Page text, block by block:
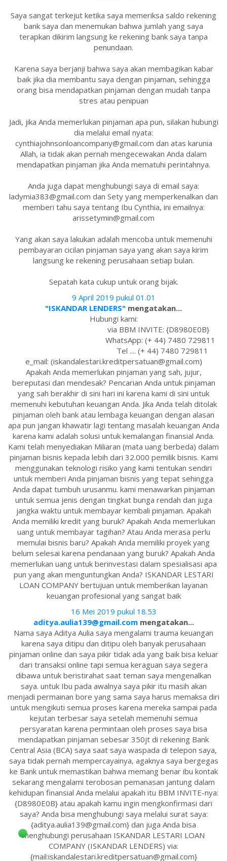
Saya sangat terkejut ketika saya memeriksa saldo rekening
bank saya dan menemukan bahwa jumlah yang saya
terapkan dikirim langsung ke rekening bank saya tanpa
penundaan.
Karena saya berjanji bahwa saya akan membagikan kabar
baik jika dia membantu saya dengan pinjaman, sehingga
orang bisa mendapatkan pinjaman dengan mudah tanpa
stres atau penipuan
Jadi, jika Anda memerlukan pinjaman apa pun, silakan hubungi
dia melalui email nyata:
cynthiajohnsonloancompany@gmail.com dan atas karunia
Allah, ia tidak akan pernah mengecewakan Anda dalam
mendapatkan pinjaman jika Anda mematuhi perintahnya.
Anda juga dapat menghubungi saya di email saya:
ladymia383@gmail.com dan Sety yang memperkenalkan dan
memberi tahu saya tentang Ibu Cynthia, ini emailnya:
arissetymin@gmail.com
Yang akan saya lakukan adalah mencoba untuk memenuhi
pembayaran cicilan pinjaman saya yang akan saya kirim
langsung ke rekening perusahaan setiap bulan.
Sepatah kata cukup untuk orang bijak.
9 April 2019 pukul 01.01
"ISKANDAR LENDERS" mengatakan...
Hubungi kami:
via BBM INVITE: {D8980E0B}
WhatsApp: (+ 44) 7480 729811
Tel .... (+ 44) 7480 729811
e_mail: (iskandalestari.kreditpersatuan@gmail.com)
Apakah Anda memerlukan pinjaman yang sah, jujur,
bereputasi dan mendesak? Pencarian Anda untuk pinjaman
yang sah berakhir di sini hari ini karena kami di sini untuk
memenuhi kebutuhan keuangan Anda. Jika Anda telah ditolak
pinjaman oleh bank atau lembaga keuangan dengan alasan
apa pun jangan khawatir lagi tentang masalah keuangan Anda
karena kami adalah solusi untuk kemalangan finansial Anda.
Kami telah menyediakan Miliaran (mata uang berbeda) dalam
pinjaman bisnis kepada lebih dari 32.000 pemilik bisnis. Kami
menggunakan teknologi risiko yang kami tentukan sendiri
untuk memberi Anda pinjaman bisnis yang tepat sehingga
Anda dapat tumbuh urusanmu. kami menawarkan pinjaman
untuk semua jenis dengan tingkat bunga rendah dan juga
jangka waktu untuk membayar kembali pinjaman. Apakah
Anda memiliki kredit yang buruk? Apakah Anda memerlukan
uang untuk membayar tagihan? Atau Anda merasa perlu
memulai bisnis baru? Apakah Anda memiliki proyek yang
belum selesai karena pendanaan yang buruk? Apakah Anda
memerlukan uang untuk berinvestasi dalam spesialisasi apa
pun yang akan menguntungkan Anda? ISKANDAR LESTARI
LOAN COMPANY bertujuan untuk memberikan layanan
keuangan profesional yang sangat baik
16 Mei 2019 pukul 18.53
aditya.aulia139@gmail.commengatakan...
Nama saya Aditya Aulia saya mengalami trauma keuangan
karena saya ditipu dan ditipu oleh banyak perusahaan
pinjaman online dan saya pikir tidak ada yang baik bisa keluar
dari transaksi online tapi semua keraguan saya segera
dibawa untuk beristirahat saat teman saya mengenalkan
saya. untuk Ibu pada awalnya saya pikir itu masih akan
menjadi permainan bore yang sama saya harus memaksa diri
untuk mengikuti semua proses karena mereka sampai pada
kejutan terbesar saya setelah memenuhi semua
persyaratan karena permintaan oleh proses saya bisa
mendapatkan pinjaman sebesar 350jt di rekening Bank
Central Asia (BCA) saya saat saya waspada di telepon saya,
saya tidak pernah mempercayainya, agaknya saya bergegas
ke Bank untuk memastikan bahwa memang benar ibu kontak
sekarang mengalami terobosan pemanasan jantung dalam
kehidupan finansial Anda melalui apakah itu BBM INVITE-nya:
{D8980E0B} atau apakah kamu ingin mengkonfirmasi dari
saya? Anda bisa menghubungi saya melalui surat saya:
{aditya.aulia139@gmail.com} dan juga Anda bisa
menghubungi perusahaan ISKANDAR LESTARI LOAN
COMPANY (ISKANDAR LENDERS) via:
{mail:iskandalestari.kreditpersatuan@gmail.com}